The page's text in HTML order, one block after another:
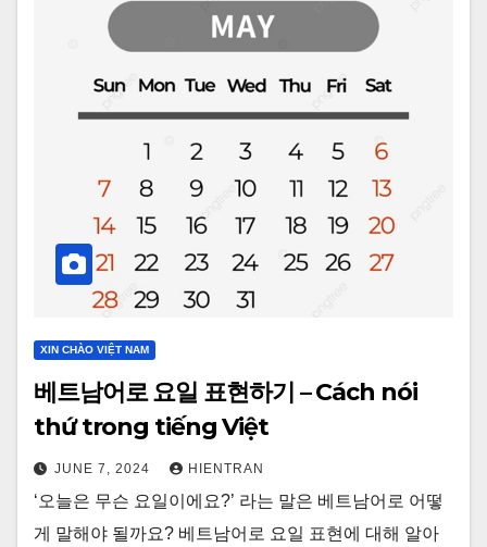
XIN CHÀO VIỆT NAM
베트남어로 요일 표현하기 – Cách nói
thứ trong tiếng Việt
JUNE 7, 2024 HIENTRAN
‘오늘은 무슨 요일이에요?’ 라는 말은 베트남어로 어떻
게 말해야 될까요? 베트남어로 요일 표현에 대해 알아